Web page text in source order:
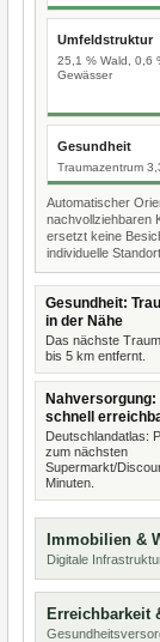
Umfeldstruktur
25,1 % Wald, 0,6
Gewässer
Gesundheit
Traumazentrum
Automatischer
nachvollziehbaren
ersetzt keine
individuelle
Gesundheit:
in der Nähe
Das nächste
bis 5 km entfernt.
schnell
Deutschlandatlas:
zum nächsten
Supermarkt/
Minuten.
Immobilien &
Digitale
Erreichbarkeit